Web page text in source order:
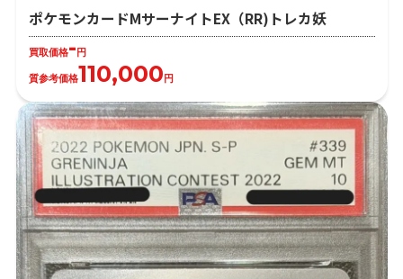
ポケモンカードMサーナイトEX（RR)トレカ妖
買取価格- 円
質参考価格110,000 円